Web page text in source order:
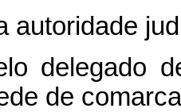
autoridade
delegado
de